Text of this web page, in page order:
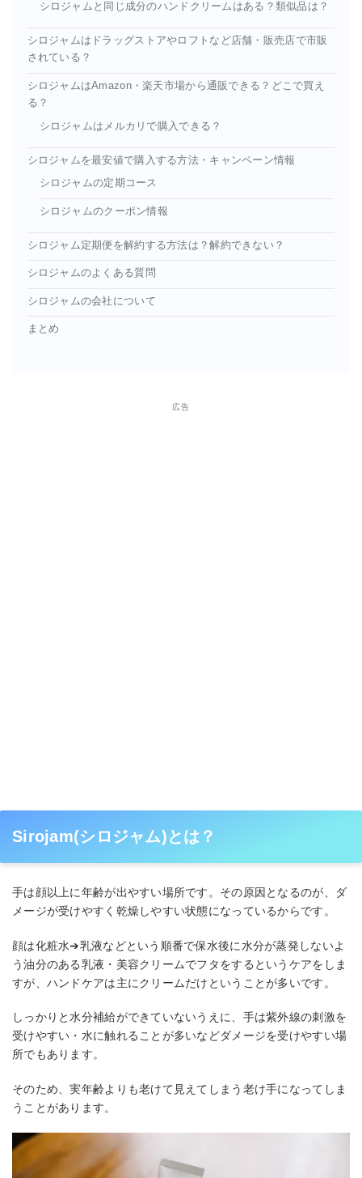
シロジャムと同じ成分のハンドクリームはある？類似品は？
シロジャムはドラッグストアやロフトなど店舗・販売店で市販
されている？
シロジャムはAmazon・楽天市場から通販できる？どこで買え
る？
シロジャムはメルカリで購入できる？
シロジャムを最安値で購入する方法・キャンペーン情報
シロジャムの定期コース
シロジャムのクーポン情報
シロジャム定期便を解約する方法は？解約できない？
シロジャムのよくある質問
シロジャムの会社について
まとめ
広告
Sirojam(シロジャム)とは？
手は顔以上に年齢が出やすい場所です。その原因となるのが、ダ
メージが受けやすく乾燥しやすい状態になっているからです。
顔は化粧水➔乳液などという順番で保水後に水分が蒸発しないよ
う油分のある乳液・美容クリームでフタをするというケアをしま
すが、ハンドケアは主にクリームだけということが多いです。
しっかりと水分補給ができていないうえに、手は紫外線の刺激を
受けやすい・水に触れることが多いなどダメージを受けやすい場
所でもあります。
そのため、実年齢よりも老けて見えてしまう老け手になってしま
うことがあります。